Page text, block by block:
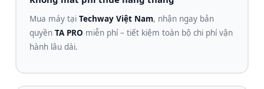
Mua máy tại Techway Việt Nam, nhận ngay bản
quyền TA PRO miễn phí – tiết kiệm toàn bộ chi phí vận
hành lâu dài.